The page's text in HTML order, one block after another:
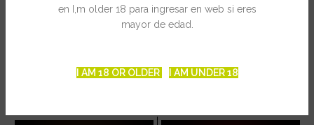
en I,m older 18 para ingresar en web si eres
mayor de edad.
I AM 18 OR OLDER I AM UNDER 18
INFORMACIÓN ADICIONAL